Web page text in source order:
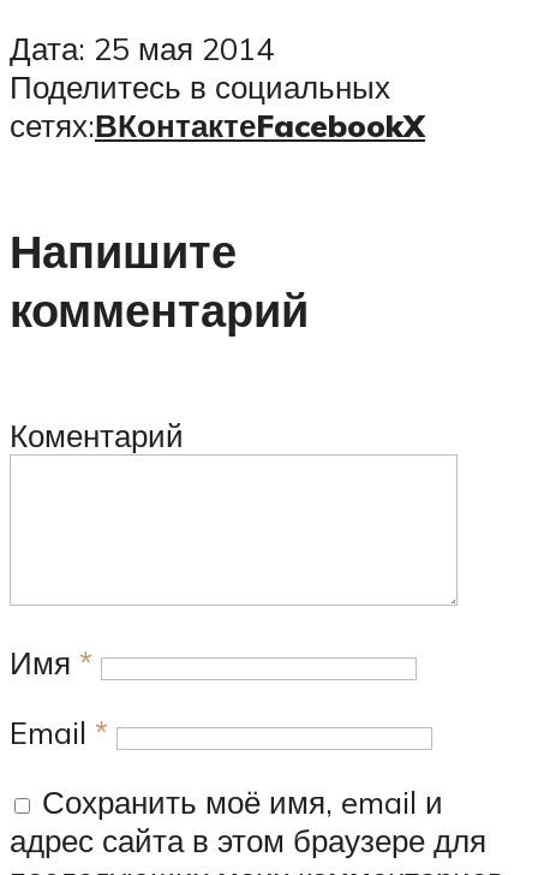
Дата: 25 мая 2014
Поделитесь в социальных
сетях:ВКонтактеFacebookX
Напишите
комментарий
Коментарий
Имя *
Email *
Сохранить моё имя, email и
адрес сайта в этом браузере для